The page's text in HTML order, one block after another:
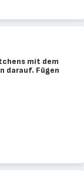
mit dem
darauf. Fügen